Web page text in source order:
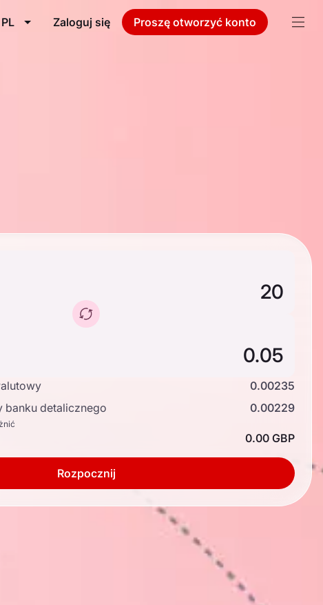
PL Zaloguj się Proszę otworzyć konto
0.00235
banku detalicznego
0.00229
0.00 GBP
Rozpocznij